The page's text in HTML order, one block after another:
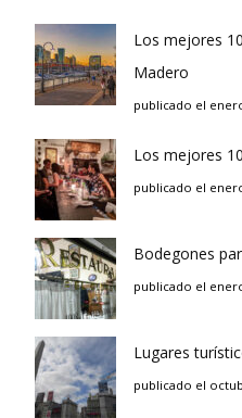
Los mejores
Madero
publicado el
Los mejores
publicado el
Bodegones
publicado el
Lugares
publicado el